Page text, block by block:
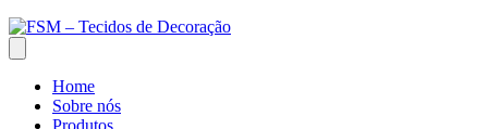
Home
Sobre nós
Produtos